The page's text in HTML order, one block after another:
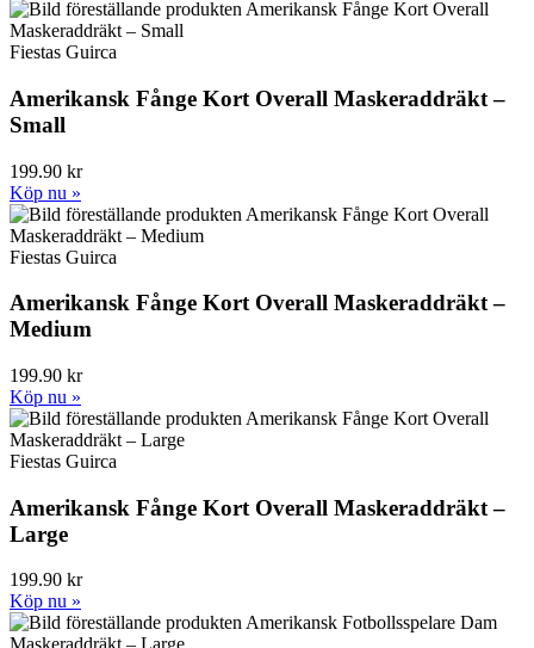
Fiestas Guirca
Amerikansk Fånge Kort Overall Maskeraddräkt –
Small
199.90 kr
Köp nu »
Fiestas Guirca
Amerikansk Fånge Kort Overall Maskeraddräkt –
Medium
199.90 kr
Köp nu »
Fiestas Guirca
Amerikansk Fånge Kort Overall Maskeraddräkt –
Large
199.90 kr
Köp nu »